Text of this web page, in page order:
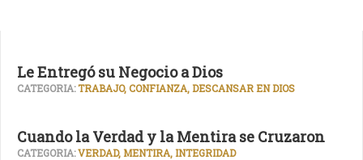
Le Entregó su Negocio a Dios
CATEGORIA:TRABAJO, CONFIANZA, DESCANSAR EN DIOS
Cuando la Verdad y la Mentira se Cruzaron
CATEGORIA:VERDAD, MENTIRA, INTEGRIDAD